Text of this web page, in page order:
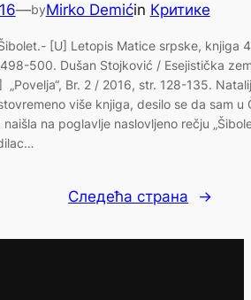
—byMirko Demićin Критике
[U] Letopis Matice srpske, knjiga
500. Dušan Stojković / Esejistička
Br. 2 / 2016, str. 128-135.
više knjiga, desilo se da sam u
naišla na poglavlje naslovljeno rečju
Следећа страна →